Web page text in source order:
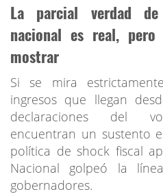
La parcial verdad
nacional es real,
mostrar
Si se mira
ingresos que llegan
declaraciones del
encuentran un sustento
política de shock fiscal
Nacional golpeó la
gobernadores.